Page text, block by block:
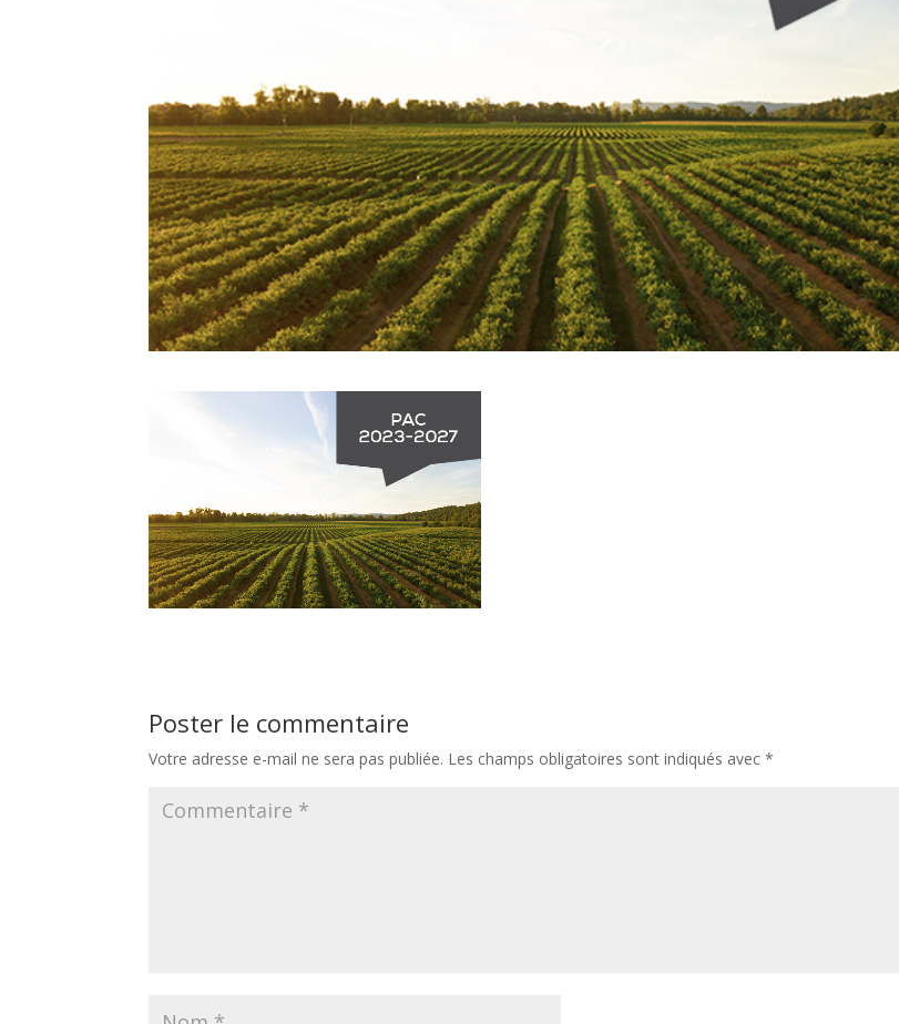
Poster le commentaire
Votre adresse e-mail ne sera pas publiée. Les champs obligatoires sont indiqués avec*